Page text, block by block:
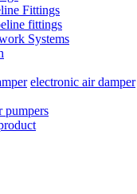
Fittings
fittings
Systems
electronic air damper
pumpers